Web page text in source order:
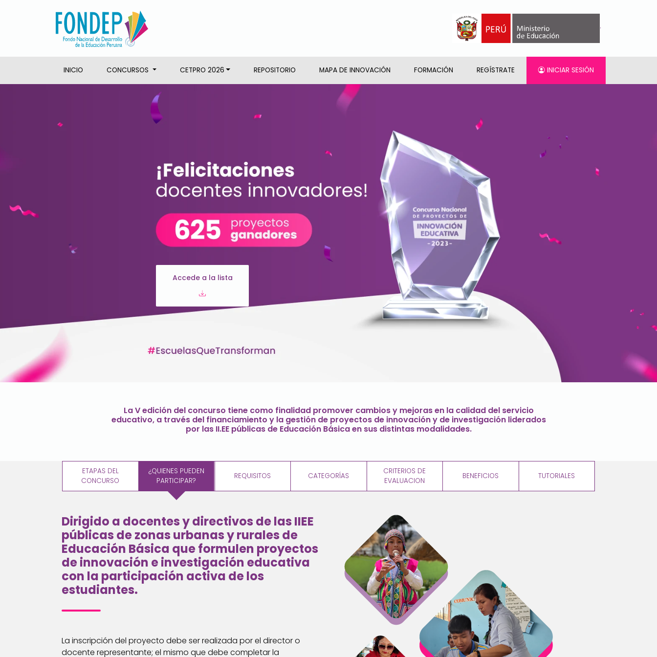
.
INICIO CONCURSOS CETPRO 2026 REPOSITORIO MAPA DE INNOVACIÓN FORMACIÓN REGÍSTRATE INICIAR SESIÓN
Accede a la lista
La V edición del concurso tiene como finalidad promover cambios y mejoras en la calidad del servicio
educativo, a través del financiamiento y la gestión de proyectos de innovación y de investigación liderados
por las II.EE públicas de Educación Básica en sus distintas modalidades.
ETAPAS DEL
CONCURSO
¿QUIENES PUEDEN
PARTICIPAR?
REQUISITOS CATEGORÍAS
CRITERIOS DE
EVALUACION
BENEFICIOS TUTORIALES
Dirigido a docentes y directivos de las IIEE
públicas de zonas urbanas y rurales de
Educación Básica que formulen proyectos
de innovación e investigación educativa
con la participación activa de los
estudiantes.
La inscripción del proyecto debe ser realizada por el director o
docente representante; el mismo que debe completar la